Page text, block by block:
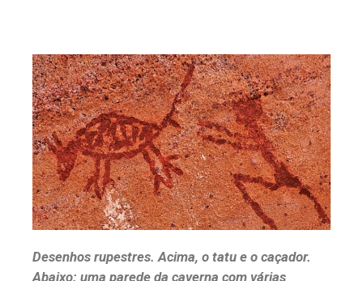
Desenhos rupestres. Acima, o tatu e o caçador.
Abaixo: uma parede da caverna com várias